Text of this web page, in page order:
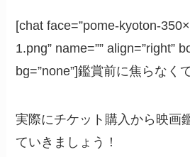
[chat face=”pome-kyoton-
1.png” name=”” align=”right”
bg=”none”]鑑賞前に焦らなく
実際にチケット購入から映画
ていきましょう！